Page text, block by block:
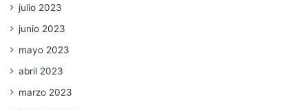
julio 2023
junio 2023
mayo 2023
abril 2023
marzo 2023